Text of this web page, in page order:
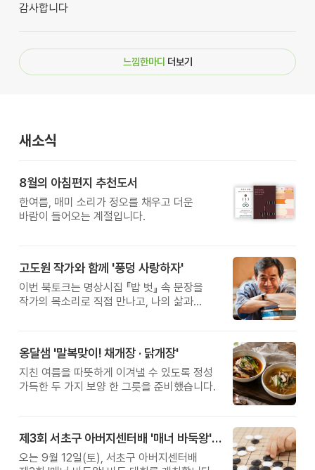
감사합니다
느낌한마디 더보기
새소식
8월의 아침편지 추천도서
한여름, 매미 소리가 정오를 채우고 더운
바람이 들어오는 계절입니다.
고도원 작가와 함께 '풍덩 사랑하자'
이번 북토크는 명상시집 『밥 벗』 속 문장을
작가의 목소리로 직접 만나고, 나의 삶과
옹달샘 '말복맞이! 채개장 · 닭개장'
지친 여름을 따뜻하게 이겨낼 수 있도록 정성
가득한 두 가지 보양 한 그릇을 준비했습니다.
제3회 서초구 아버지센터배 '매너 바둑왕' 대회
오는 9월 12일(토), 서초구 아버지센터배